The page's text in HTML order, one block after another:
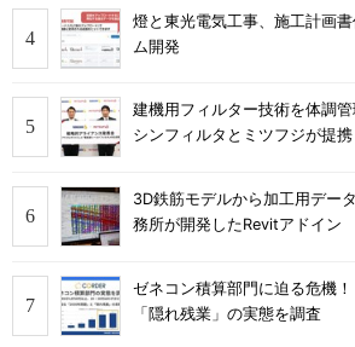
燈と東光電気工事、施工計画
ム開発
建機用フィルター技術を体調
シンフィルタとミツフジが提携
3D鉄筋モデルから加工用デー
務所が開発したRevitアドイン
ゼネコン積算部門に迫る危機
「隠れ残業」の実態を調査